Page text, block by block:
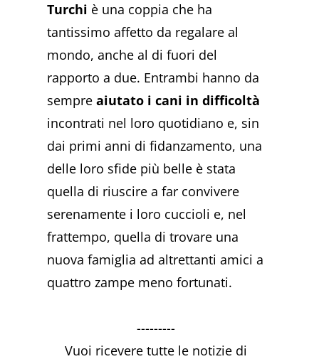
Turchi è una coppia che ha
tantissimo affetto da regalare al
mondo, anche al di fuori del
rapporto a due. Entrambi hanno da
sempreaiutato i cani in difficoltà
incontrati nel loro quotidiano e, sin
dai primi anni di fidanzamento, una
delle loro sfide più belle è stata
quella di riuscire a far convivere
serenamente i loro cuccioli e, nel
frattempo, quella di trovare una
nuova famiglia ad altrettanti amici a
quattro zampe meno fortunati.
---------
Vuoi ricevere tutte le notizie di